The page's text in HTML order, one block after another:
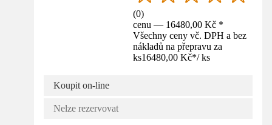
(0)
cenu — 16480,00 Kč *
Všechny ceny vč. DPH a bez
nákladů na přepravu za
ks16480,00 Kč*/ ks
Koupit on-line
Nelze rezervovat